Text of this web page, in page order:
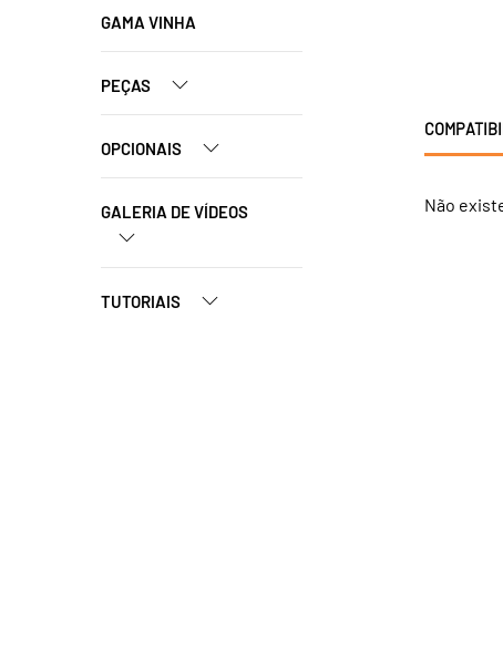
GAMA VINHA
PEÇAS
OPCIONAIS
GALERIA DE VÍDEOS
TUTORIAIS
Não